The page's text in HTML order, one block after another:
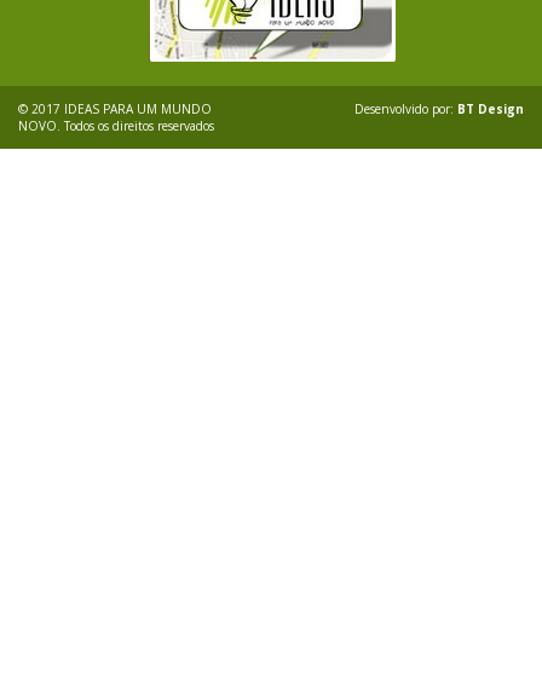
© 2017 IDEAS PARA UM MUNDO
NOVO. Todos os direitos reservados
Desenvolvido por: BT Design